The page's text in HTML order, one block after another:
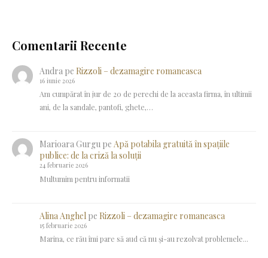
Comentarii Recente
Andra pe Rizzoli – dezamagire romaneasca
16 iunie 2026
Am cumpărat în jur de 20 de perechi de la aceasta firma, în ultimii
ani, de la sandale, pantofi, ghete,…
Marioara Gurgupe Apă potabila gratuită în spațiile
publice: de la criză la soluții
24 februarie 2026
Multumim pentru informatii
Alina Anghel pe Rizzoli – dezamagire romaneasca
15 februarie 2026
Marina, ce rău îmi pare să aud că nu și-au rezolvat problemele...